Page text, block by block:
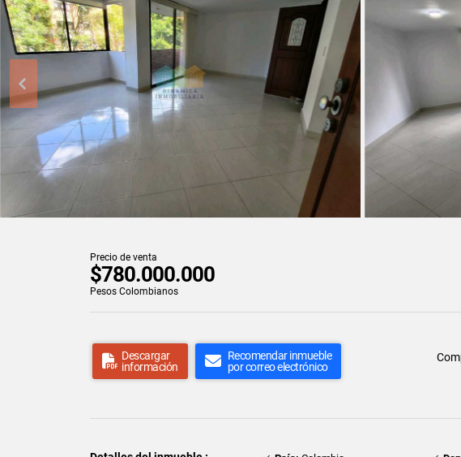
Precio de venta
$780.000.000
Pesos Colombianos
Descargar
información
Recomendar inmueble
por correo electrónico